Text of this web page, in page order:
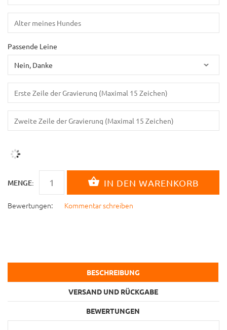
Passende Leine
MENGE:
Bewertungen: Kommentar schreiben
BESCHREIBUNG
VERSAND UND RÜCKGABE
BEWERTUNGEN